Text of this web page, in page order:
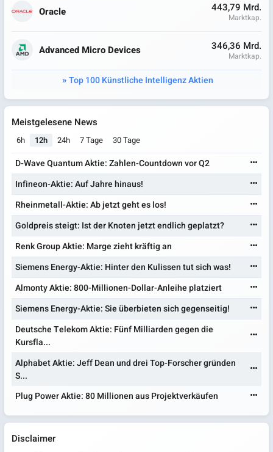
Oracle 443,79 Mrd.
Marktkap.
Advanced Micro Devices 346,36 Mrd.
Marktkap.
Top 100 Künstliche Intelligenz Aktien
Meistgelesene News
6h 12h 24h 7 Tage 30 Tage
D-Wave Quantum Aktie: Zahlen-Countdown vor Q2
Infineon-Aktie: Auf Jahre hinaus!
Rheinmetall-Aktie: Ab jetzt geht es los!
Goldpreis steigt: Ist der Knoten jetzt endlich geplatzt?
Renk Group Aktie: Marge zieht kräftig an
Siemens Energy-Aktie: Hinter den Kulissen tut sich was!
Almonty Aktie: 800-Millionen-Dollar-Anleihe platziert
Siemens Energy-Aktie: Sie überbieten sich gegenseitig!
Deutsche Telekom Aktie: Fünf Milliarden gegen die
Kursfla...
Alphabet Aktie: Jeff Dean und drei Top-Forscher gründen
S...
Plug Power Aktie: 80 Millionen aus Projektverkäufen
Disclaimer